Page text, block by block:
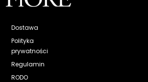
Dostawa
Polityka
prywatności
Regulamin
RODO